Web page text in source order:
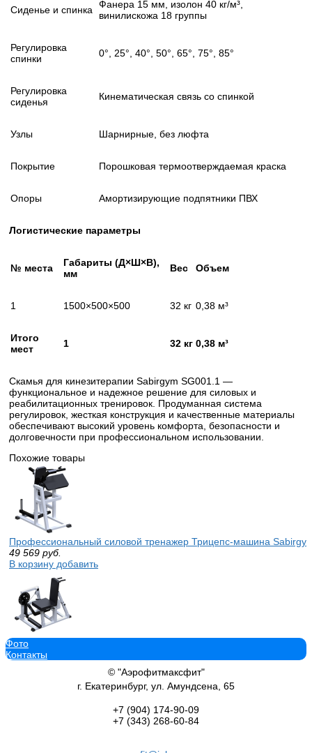
Сиденье и спинка
Фанера 15 мм, изолон 40 кг/м³,
винилискожа 18 группы
Регулировка
спинки
0°, 25°, 40°, 50°, 65°, 75°, 85°
Регулировка
сиденья
Кинематическая связь со спинкой
Узлы Шарнирные, без люфта
Покрытие Порошковая термоотверждаемая краска
Опоры Амортизирующие подпятники ПВХ
Логистические параметры
№ места
Габариты (Д×Ш×В),
мм
Вес Объем
1 1500×500×500 32 кг 0,38 м³
Итого
мест
1 32 кг 0,38 м³
Скамья для кинезитерапии Sabirgym SG001.1 —
функциональное и надежное решение для силовых и
реабилитационных тренировок. Продуманная система
регулировок, жесткая конструкция и качественные материалы
обеспечивают высокий уровень комфорта, безопасности и
долговечности при профессиональном использовании.
Похожие товары
Профессиональный силовой тренажер Трицепс-машина
49 569 руб.
В корзину добавить
Профессиональный силовой тренажер Сгибание-разгибание
роспитспорт
В корзину добавить
Фото
Контакты
© "Аэрофитмаксфит"
г. Екатеринбург, ул. Амундсена, 65
+7 (904) 174-90-09
+7 (343) 268-60-84